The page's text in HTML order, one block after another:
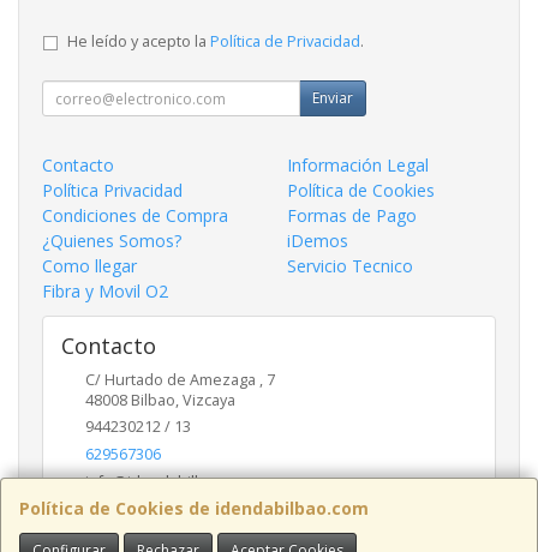
Política de Cookies de idendabilbao.com
He leído y acepto la Política de Privacidad.
Enviar
Contacto
Información Legal
Política Privacidad
Política de Cookies
Condiciones de Compra
Formas de Pago
¿Quienes Somos?
iDemos
Como llegar
Servicio Tecnico
Fibra y Movil O2
Contacto
C/ Hurtado de Amezaga , 7
48008 Bilbao,Vizcaya
944230212 / 13
629567306
info@idendabilbao.com